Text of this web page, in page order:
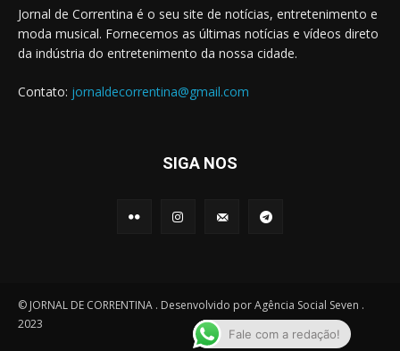
Jornal de Correntina é o seu site de notícias, entretenimento e
moda musical. Fornecemos as últimas notícias e vídeos direto
da indústria do entretenimento da nossa cidade.
Contato: jornaldecorrentina@gmail.com
SIGA NOS
© JORNAL DE CORRENTINA . Desenvolvido por Agência Social Seven .
2023
Fale com a redação!